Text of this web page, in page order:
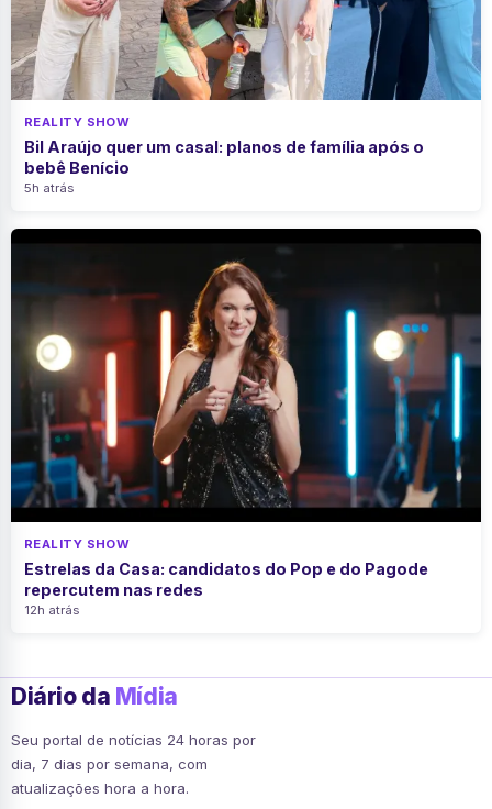
REALITY SHOW
Bil Araújo quer um casal: planos de família após o
bebê Benício
5h atrás
REALITY SHOW
Estrelas da Casa: candidatos do Pop e do Pagode
repercutem nas redes
12h atrás
Diário da Mídia
Seu portal de notícias 24 horas por
dia, 7 dias por semana, com
atualizações hora a hora.